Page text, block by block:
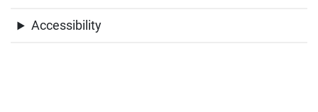
Accessibility